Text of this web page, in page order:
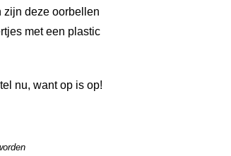
zijn deze oorbellen
met een plastic
nu, want op is op!